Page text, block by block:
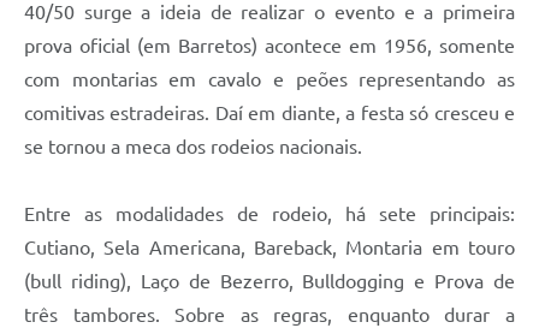
40/50 surge a ideia de realizar o evento e a primeira
prova oficial (em Barretos) acontece em 1956, somente
com montarias em cavalo e peões representando as
comitivas estradeiras. Daí em diante, a festa só cresceu e
se tornou a meca dos rodeios nacionais.
Entre as modalidades de rodeio, há sete principais:
Cutiano, Sela Americana, Bareback, Montaria em touro
(bull riding), Laço de Bezerro, Bulldogging e Prova de
três tambores. Sobre as regras, enquanto durar a